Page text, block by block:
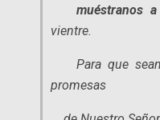
muéstranos a
vientre.
Para que
promesas